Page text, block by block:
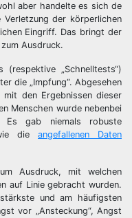
aber handelte es sich de
Verletzung der körperlichen
Eingriff. Das bringt der
Ausdruck.
„Schnelltests“)
die „Impfung“. Abgesehen
den Ergebnissen dieser
Menschen wurde nebenbei
Es gab niemals robuste
die angefallenen Daten
Ausdruck, mit welchen
auf Linie gebracht wurden.
und am häufigsten
vor „Ansteckung“, Angst